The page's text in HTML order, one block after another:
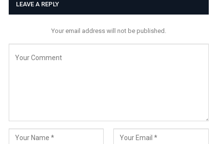
LEAVE A REPLY
Your email address will not be published.